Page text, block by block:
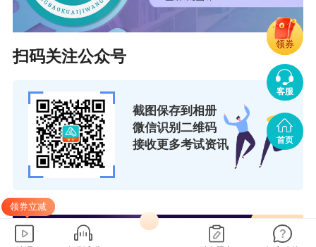
试报名组织工作按照属地化原则，由各级会计考
试管理机构负责。
（1）符合报名条件的在职在岗人员按属地化原则
在其工作单位所在地报名；符合报名条件的在校
学生，在其学籍所在地报名；符合报名条件的其
他人员，在其户籍所在地或居住地报名。
其中，中、区直驻邕单位的报考人员请选择“广西
报考人员请选择“南宁市”考区报名；在邕学校在
校学生，其中广西职业师范学院、广西农业职业
扫码关注公众号
截图保存到相册
微信识别二维码
接收更多考试资讯
领券立减
客服
首页
领券